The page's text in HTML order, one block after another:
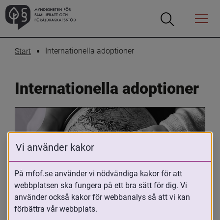
Öppna
Öppna
Menyn
Start Internationella adoptioner
Internationella adoptioner
Oavsett om du är adopterad,
adoptivförälder eller arbetar med
Vi använder kakor
På mfof.se använder vi nödvändiga kakor för att
webbplatsen ska fungera på ett bra sätt för dig. Vi
använder också kakor för webbanalys så att vi kan
förbättra vår webbplats.